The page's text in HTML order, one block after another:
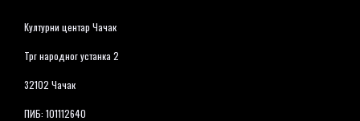
Културни центар Чачак
Трг народног устанка 2
32102 Чачак
ПИБ: 101112640